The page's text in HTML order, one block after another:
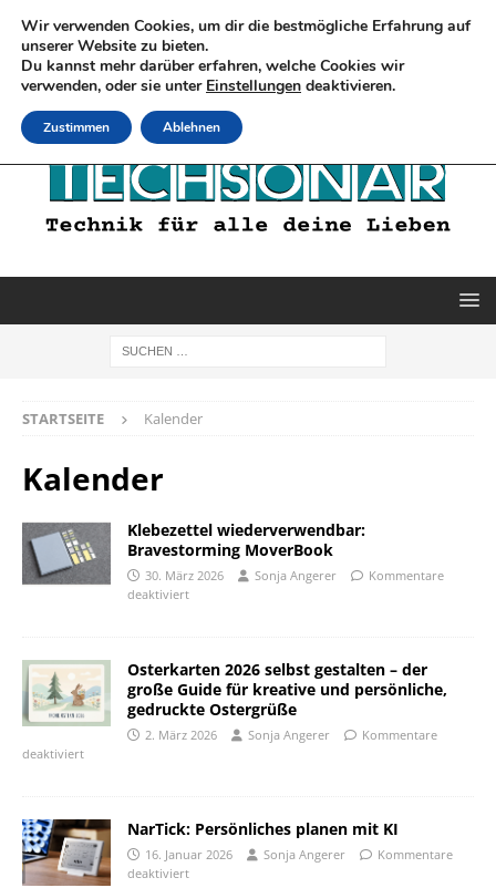
STARTSEITE Kalender
Kalender
Klebezettel wiederverwendbar:
Bravestorming MoverBook
30. März 2026 Sonja Angerer
Kommentare
deaktiviert
Osterkarten 2026 selbst gestalten – der
große Guide für kreative und persönliche,
gedruckte Ostergrüße
2. März 2026 Sonja Angerer
Kommentare
deaktiviert
NarTick: Persönliches planen mit KI
16. Januar 2026 Sonja Angerer
Kommentare
deaktiviert
Wir verwenden Cookies, um dir die bestmögliche Erfahrung auf
unserer Website zu bieten.
Du kannst mehr darüber erfahren, welche Cookies wir
verwenden, oder sie unter Einstellungen deaktivieren.
Zustimmen Ablehnen